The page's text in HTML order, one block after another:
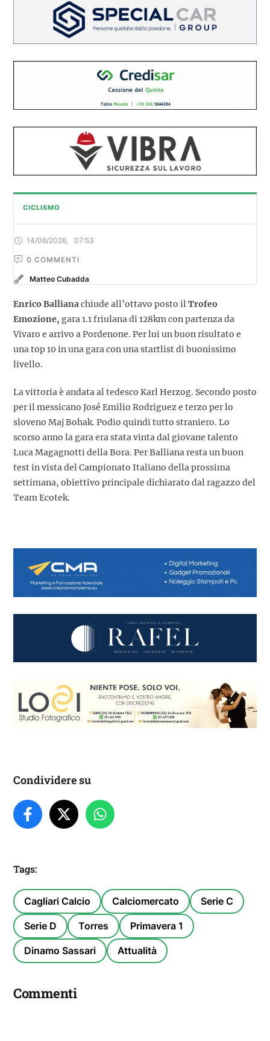
CICLISMO
14/06/2026 07:53
0 COMMENTI
Matteo Cubadda
Enrico Ballianachiude all’ottavo posto ilTrofeo
Emozione, gara 1.1 friulana di 128km con partenza da
Vivaro e arrivo a Pordenone. Per lui un buon risultato e
una top 10 in una gara con una startlist di buonissimo
livello.
La vittoria è andata al tedesco Karl Herzog. Secondo posto
per il messicano José Emilio Rodriguez e terzo per lo
sloveno Maj Bohak. Podio quindi tutto straniero. Lo
scorso anno la gara era stata vinta dal giovane talento
Luca Magagnotti della Bora. Per Balliana resta un buon
test in vista del Campionato Italiano della prossima
settimana, obiettivo principale dichiarato dal ragazzo del
Team Ecotek.
Condividere su
Tags:
Cagliari Calcio Calciomercato Serie C
Serie D Torres Primavera 1
Dinamo Sassari Attualità
Commenti